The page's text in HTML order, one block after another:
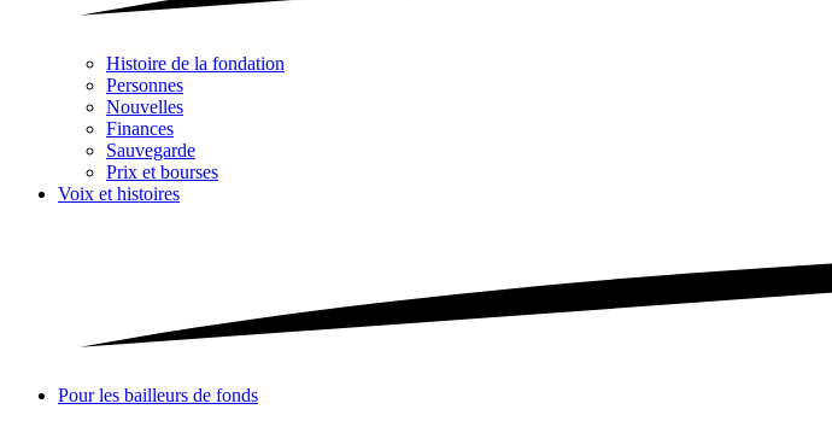
Histoire de la fondation
Personnes
Nouvelles
Finances
Sauvegarde
Prix et bourses
Voix et histoires
Pour les bailleurs de fonds